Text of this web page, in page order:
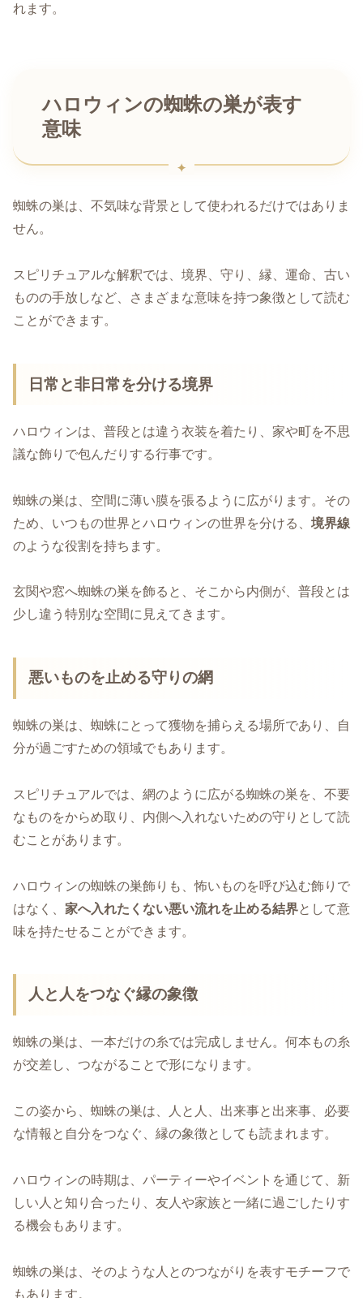
れます。
ハロウィンの蜘蛛の巣が表す
意味
蜘蛛の巣は、不気味な背景として使われるだけではありま
せん。
スピリチュアルな解釈では、境界、守り、縁、運命、古い
ものの手放しなど、さまざまな意味を持つ象徴として読む
ことができます。
日常と非日常を分ける境界
ハロウィンは、普段とは違う衣装を着たり、家や町を不思
議な飾りで包んだりする行事です。
蜘蛛の巣は、空間に薄い膜を張るように広がります。その
ため、いつもの世界とハロウィンの世界を分ける、 境界線
のような役割を持ちます。
玄関や窓へ蜘蛛の巣を飾ると、そこから内側が、普段とは
少し違う特別な空間に見えてきます。
悪いものを止める守りの網
蜘蛛の巣は、蜘蛛にとって獲物を捕らえる場所であり、自
分が過ごすための領域でもあります。
スピリチュアルでは、網のように広がる蜘蛛の巣を、不要
なものをからめ取り、内側へ入れないための守りとして読
むことがあります。
ハロウィンの蜘蛛の巣飾りも、怖いものを呼び込む飾りで
はなく、 家へ入れたくない悪い流れを止める結界として意
味を持たせることができます。
人と人をつなぐ縁の象徴
蜘蛛の巣は、一本だけの糸では完成しません。何本もの糸
が交差し、つながることで形になります。
この姿から、蜘蛛の巣は、人と人、出来事と出来事、必要
な情報と自分をつなぐ、縁の象徴としても読まれます。
ハロウィンの時期は、パーティーやイベントを通じて、新
しい人と知り合ったり、友人や家族と一緒に過ごしたりす
る機会もあります。
蜘蛛の巣は、そのような人とのつながりを表すモチーフで
もあります。